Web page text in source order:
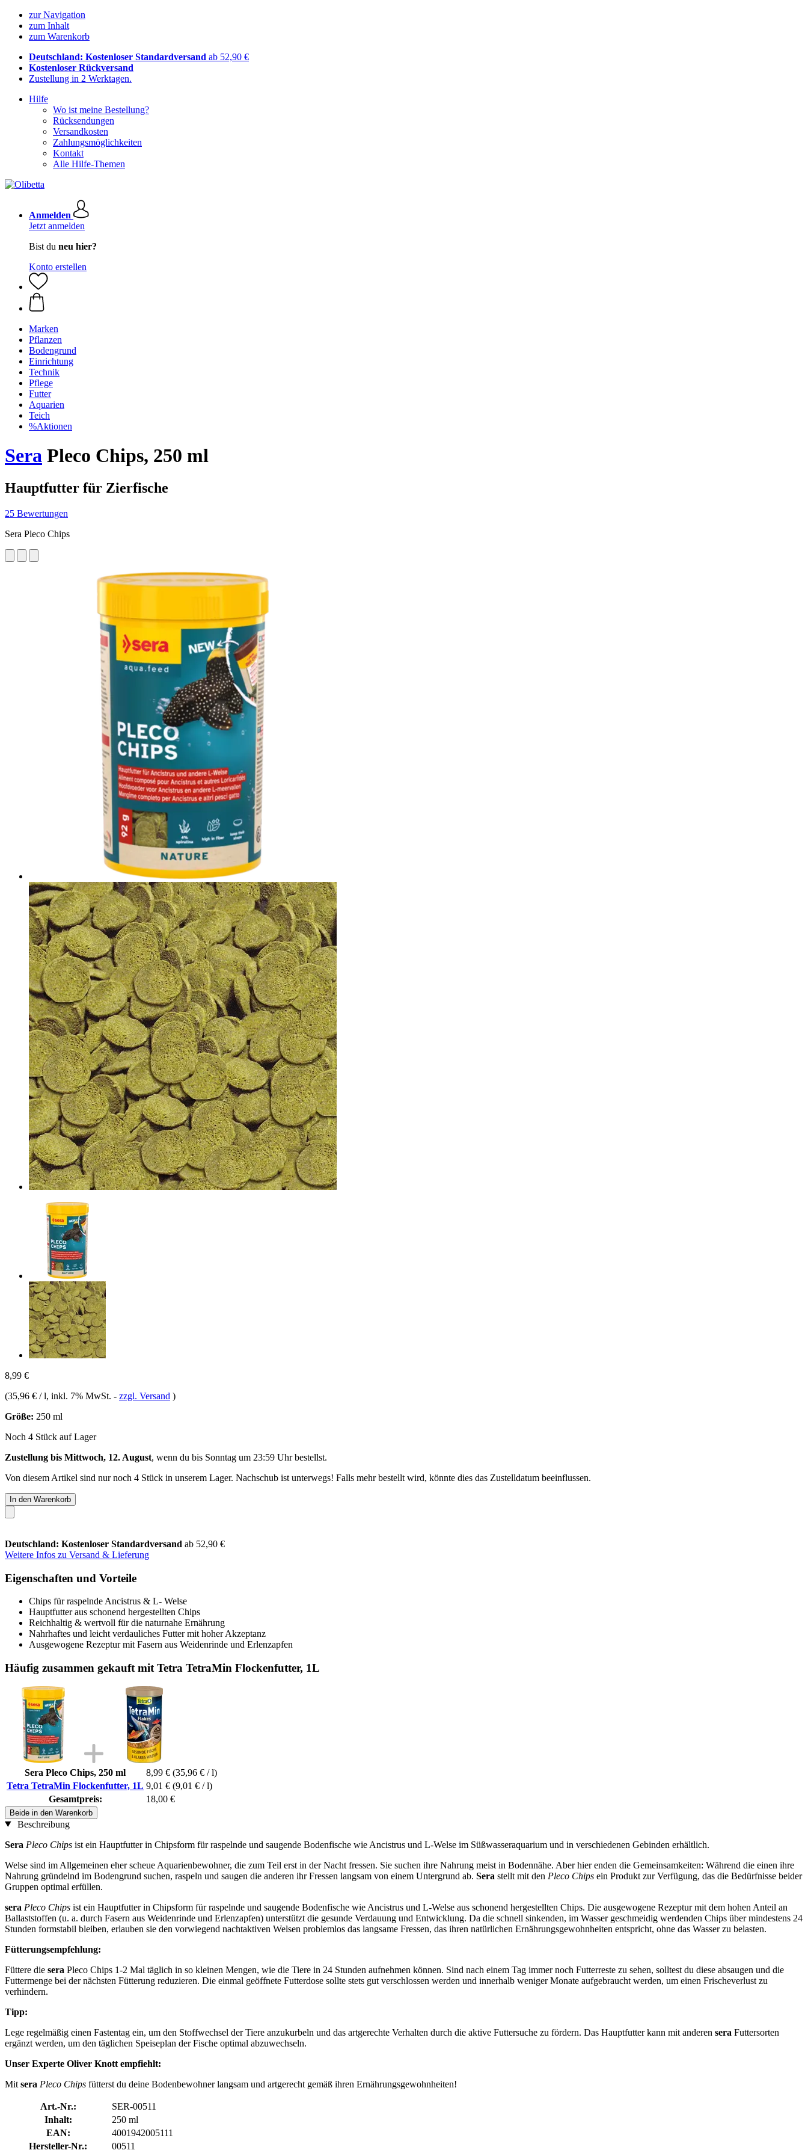
zur Navigation
zum Inhalt
zum Warenkorb
Deutschland: Kostenloser Standardversand ab 52,90 €
Kostenloser Rückversand
Zustellung in 2 Werktagen.
Hilfe
Wo ist meine Bestellung?
Rücksendungen
Versandkosten
Zahlungsmöglichkeiten
Kontakt
Alle Hilfe-Themen
Anmelden
Jetzt anmelden
Bist du neu hier?
Konto erstellen
Marken
Pflanzen
Bodengrund
Einrichtung
Technik
Pflege
Futter
Aquarien
Teich
%Aktionen
Sera Pleco Chips, 250 ml
Hauptfutter für Zierfische
25 Bewertungen
Sera Pleco Chips
8,99 €
(35,96 € / l, inkl. 7% MwSt. - zzgl. Versand )
Größe: 250 ml
Noch 4 Stück auf Lager
Zustellung bis Mittwoch, 12. August, wenn du bis Sonntag um 23:59 Uhrbestellst.
Von diesem Artikel sind nur noch 4 Stück in unserem Lager. Nachschub ist unterwegs! Falls mehr bestellt wird, könnte dies das Zustelldatum beeinflussen.
In den Warenkorb
Deutschland: Kostenloser Standardversand ab 52,90 €
Weitere Infos zu Versand & Lieferung
Eigenschaften und Vorteile
Chips für raspelnde Ancistrus & L- Welse
Hauptfutter aus schonend hergestellten Chips
Reichhaltig & wertvoll für die naturnahe Ernährung
Nahrhaftes und leicht verdauliches Futter mit hoher Akzeptanz
Ausgewogene Rezeptur mit Fasern aus Weidenrinde und Erlenzapfen
Häufig zusammen gekauft mit Tetra TetraMin Flockenfutter, 1L
Sera Pleco Chips, 250 ml 8,99 € (35,96 € / l)
Tetra TetraMin Flockenfutter, 1L 9,01 € (9,01 € / l)
Gesamtpreis:
18,00 €
Beide in den Warenkorb
Beschreibung
Sera Pleco Chips ist ein Hauptfutter in Chipsform für raspelnde und saugende Bodenfische wie Ancistrus und L-Welse im Süßwasseraquarium und in verschiedenen Gebinden erhältlich.
Welse sind im Allgemeinen eher scheue Aquarienbewohner, die zum Teil erst in der Nacht fressen. Sie suchen ihre Nahrung meist in Bodennähe. Aber hier enden die Gemeinsamkeiten: Während die einen ihre
Nahrung gründelnd im Bodengrund suchen, raspeln und saugen die anderen ihr Fressen langsam von einem Untergrund ab. Sera stellt mit den Pleco Chips ein Produkt zur Verfügung, das die Bedürfnisse beider
Gruppen optimal erfüllen.
sera Pleco Chips ist ein Hauptfutter in Chipsform für raspelnde und saugende Bodenfische wie Ancistrus und L-Welse aus schonend hergestellten Chips. Die ausgewogene Rezeptur mit dem hohen Anteil an
Ballaststoffen (u. a. durch Fasern aus Weidenrinde und Erlenzapfen) unterstützt die gesunde Verdauung und Entwicklung. Da die schnell sinkenden, im Wasser geschmeidig werdenden Chips über mindestens 24
Stunden formstabil bleiben, erlauben sie den vorwiegend nachtaktiven Welsen problemlos das langsame Fressen, das ihren natürlichen Ernährungsgewohnheiten entspricht, ohne das Wasser zu belasten.
Fütterungsempfehlung:
Füttere die sera Pleco Chips 1-2 Mal täglich in so kleinen Mengen, wie die Tiere in 24 Stunden aufnehmen können. Sind nach einem Tag immer noch Futterreste zu sehen, solltest du diese absaugen und die
Futtermenge bei der nächsten Fütterung reduzieren. Die einmal geöffnete Futterdose sollte stets gut verschlossen werden und innerhalb weniger Monate aufgebraucht werden, um einen Frischeverlust zu
verhindern.
Tipp:
Lege regelmäßig einen Fastentag ein, um den Stoffwechsel der Tiere anzukurbeln und das artgerechte Verhalten durch die aktive Futtersuche zu fördern. Das Hauptfutter kann mit anderen sera Futtersorten
ergänzt werden, um den täglichen Speiseplan der Fische optimal abzuwechseln.
Unser Experte Oliver Knott empfiehlt:
Mit sera Pleco Chips fütterst du deine Bodenbewohner langsam und artgerecht gemäß ihren Ernährungsgewohnheiten!
Art.-Nr.:
SER-00511
Inhalt:
250 ml
EAN:
4001942005111
Hersteller-Nr.:
00511